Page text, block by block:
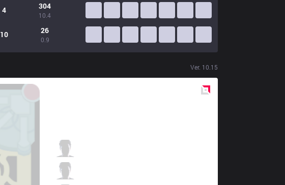
4 304
10.4
10 26
0.9
Ver. 10.15